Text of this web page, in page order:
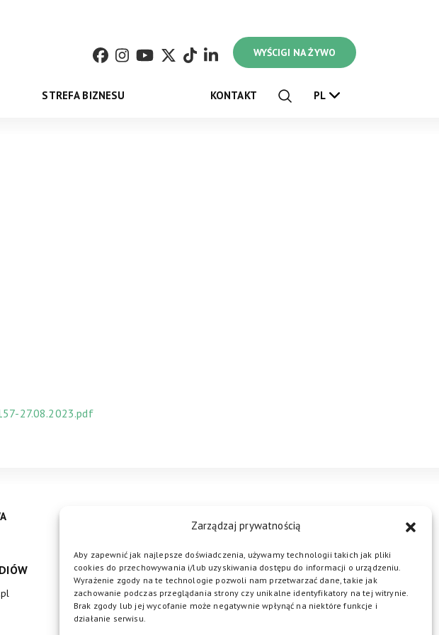
Zarządzaj prywatnością
Aby zapewnić jak najlepsze doświadczenia, używamy technologii takich jak pliki
cookies do przechowywania i/lub uzyskiwania dostępu do informacji o urządzeniu.
Wyrażenie zgody na te technologie pozwoli nam przetwarzać dane, takie jak
zachowanie podczas przeglądania strony czy unikalne identyfikatory na tej witrynie.
Brak zgody lub jej wycofanie może negatywnie wpłynąć na niektóre funkcje i
działanie serwisu.
WYŚCIGI NA ŻYWO
STREFA BIZNESU KONTAKT PL
27.08.2023.pdf
DOŁĄCZ DO NAS